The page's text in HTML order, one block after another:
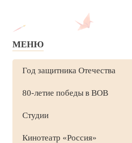
МЕНЮ
Год защитника Отечества
80-летие победы в ВОВ
Студии
Кинотеатр «Россия»